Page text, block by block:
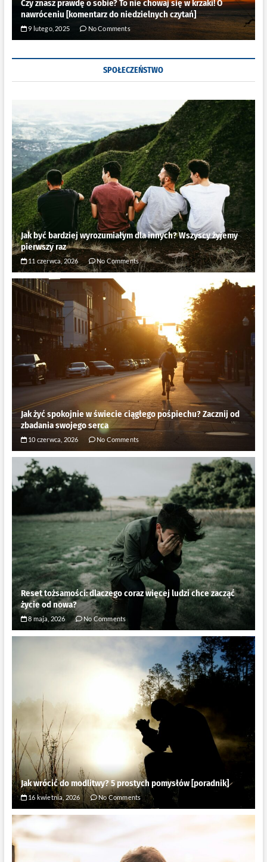
Czy znasz prawdę o sobie? To nie chowaj się w krzaki! O
nawróceniu [komentarz do niedzielnych czytań]
9 lutego, 2025 No Comments
SPOŁECZEŃSTWO
Jak być bardziej wyrozumiałym dla innych? Wszyscy żyjemy
pierwszy raz
11 czerwca, 2026 No Comments
Jak żyć spokojnie w świecie ciągłego pośpiechu? Zacznij od
zbadania swojego serca
10 czerwca, 2026 No Comments
Reset tożsamości: dlaczego coraz więcej ludzi chce zacząć
życie od nowa?
8 maja, 2026 No Comments
Jak wrócić do modlitwy? 5 prostych pomysłów [poradnik]
16 kwietnia, 2026 No Comments